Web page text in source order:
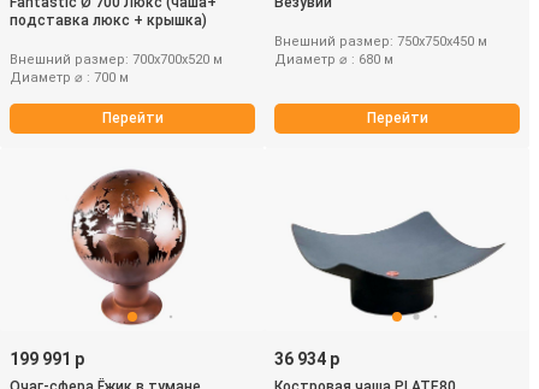
подставка люкс + крышка)
Внешний размер: 700х700х520 м
Диаметр ⌀ : 700 м
Перейти
Внешний размер: 750х750х450 м
Диаметр ⌀ : 680 м
Перейти
199 991 р 36 934 р